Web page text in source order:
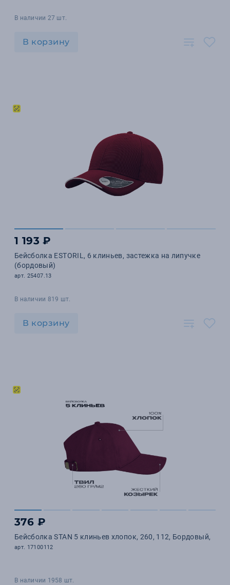
В наличии 27 шт.
В корзину
1 193 ₽
Бейсболка ESTORIL, 6 клиньев, застежка на липучке
(бордовый)
арт. 25407.13
В наличии 819 шт.
В корзину
376 ₽
Бейсболка STAN 5 клиньев хлопок, 260, 112, Бордовый,
арт. 17100112
В наличии 1958 шт.